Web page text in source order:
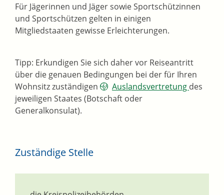
Für Jägerinnen und Jäger sowie Sportschützinnen
und Sportschützen gelten in einigen
Mitgliedstaaten gewisse Erleichterungen.
Tipp: Erkundigen Sie sich daher vor Reiseantritt
über die genauen Bedingungen bei der für Ihren
Wohnsitz zuständigen
Auslandsvertretung des
jeweiligen Staates (Botschaft oder
Generalkonsulat).
Zuständige Stelle